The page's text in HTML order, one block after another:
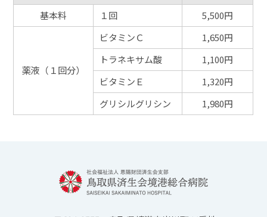
基本料
１回 5,500円
薬液（１回分）
ビタミンＣ
1,650円
トラネキサム酸
1,100円
ビタミンＥ
1,320円
グリシルグリシン
1,980円